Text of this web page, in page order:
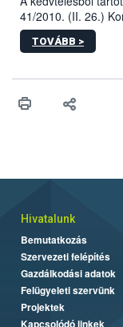
41/2010. (II. 26.)
sérülés, illetve
hatósági
vonni az ebek
TOVÁBB >
Hivatalunk
Bemutatkozás
Szervezeti felépítés
Gazdálkodási adatok
Felügyeleti szervünk
Projektek
Kapcsolódó linkek